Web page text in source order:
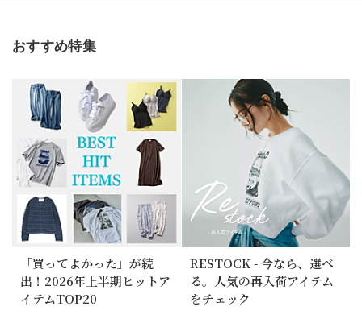
おすすめ特集
「買ってよかった」が続
出！2026年上半期ヒットア
イテムTOP20
RESTOCK - 今なら、選べ
る。人気の再入荷アイテム
をチェック